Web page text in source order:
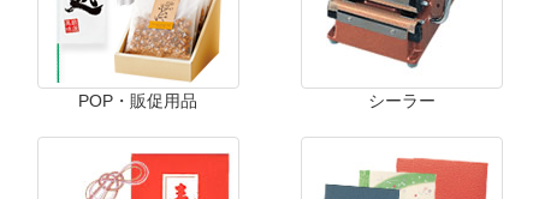
POP・販促用品 シーラー